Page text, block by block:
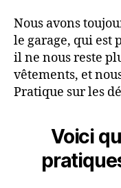
Nous avons
le garage, qui est
il ne nous reste
vêtements, et
Pratique sur les
Voici